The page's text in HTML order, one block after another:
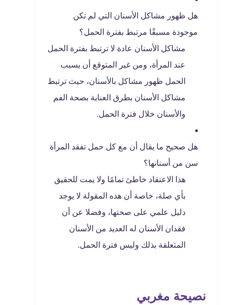
هل ظهور مشاكل الأسنان التي لم تكن
موجودة مسبقًا مرتبط بفترة الحمل؟
مشاكل الأسنان عادة لا ترتبط بفترة الحمل
عند المرأة، ومن غير المتوقع أن يسبب
الحمل ظهور مشاكل بالأسنان، حيث ترتبط
مشاكل الأسنان بطرق العناية بصحة الفم
والأسنان خلال فترة الحمل.
هل صحيح ما يقال أن مع كل حمل تفقد المرأة
سن من أسنانها؟
هذا الاعتقاد خاطئ تمامًا ولا يمت للحقيق
بأي صلة، خاصة أن هذه المقولة لا يوجد
دليل علمي على صحتها، وفضلا عن أن
فقدان الأسنان له العديد من الأسنان
المتعلقة بذلك وليس فترة الحمل.
نصيحة مغربي